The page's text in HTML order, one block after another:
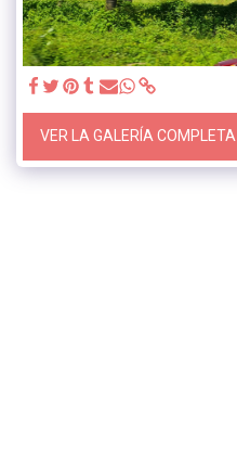
VER LA GALERÍA COMPLETA